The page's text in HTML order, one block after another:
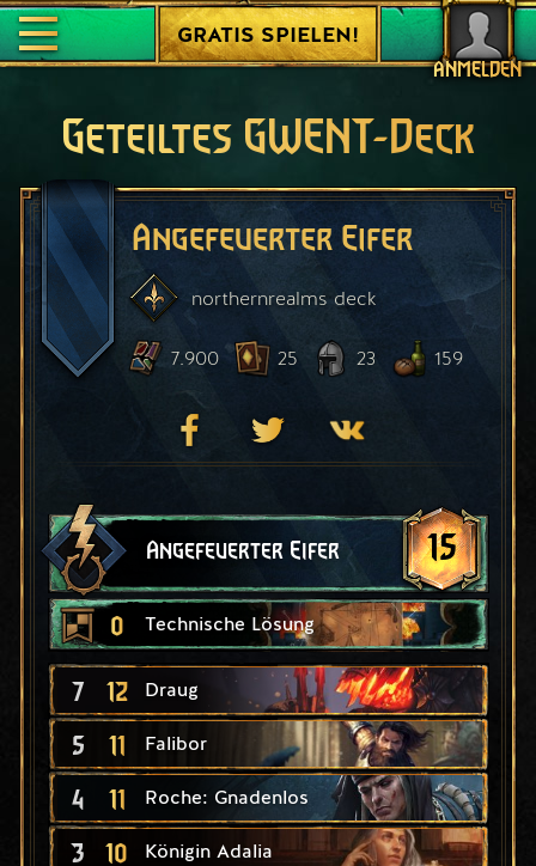
ANMELDEN
GRATIS SPIELEN!
Geteiltes GWENT-Deck
Angefeuerter Eifer
northernrealmsdeck
7.900 25 23 159
Angefeuerter Eifer 15
0 Technische Lösung
7 12 Draug
5 11 Falibor
4 11 Roche: Gnadenlos
3 10 Königin Adalia